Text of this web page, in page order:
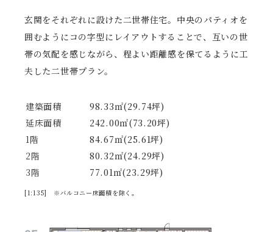
玄関をそれぞれに設けた二世帯住宅。中央のパティオを
囲むようにコの字型にレイアウトすることで、互いの世
帯の気配を感じながら、程よい距離感を保てるように工
夫した二世帯プラン。
建築面積
98.33㎡(29.74坪)
延床面積
242.00㎡(73.20坪)
1階
84.67㎡(25.61坪)
2階
80.32㎡(24.29坪)
3階
77.01㎡(23.29坪)
[1:135] ※バルコニー床面積を除く。